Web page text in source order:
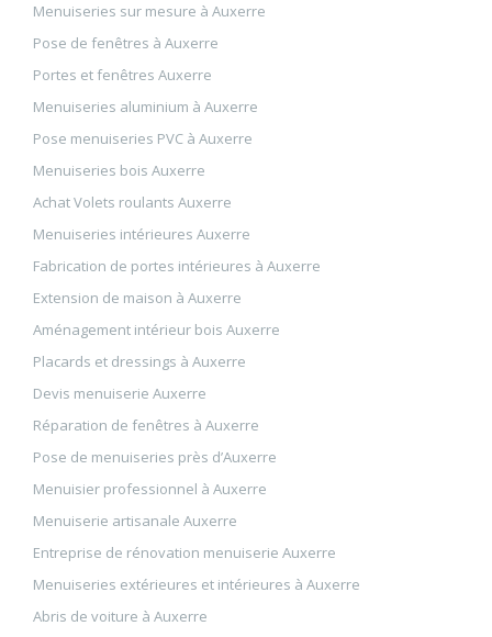
Menuiseries sur mesure à Auxerre
Pose de fenêtres à Auxerre
Portes et fenêtres Auxerre
Menuiseries aluminium à Auxerre
Pose menuiseries PVC à Auxerre
Menuiseries bois Auxerre
Achat Volets roulants Auxerre
Menuiseries intérieures Auxerre
Fabrication de portes intérieures à Auxerre
Extension de maison à Auxerre
Aménagement intérieur bois Auxerre
Placards et dressings à Auxerre
Devis menuiserie Auxerre
Réparation de fenêtres à Auxerre
Pose de menuiseries près d’Auxerre
Menuisier professionnel à Auxerre
Menuiserie artisanale Auxerre
Entreprise de rénovation menuiserie Auxerre
Menuiseries extérieures et intérieures à Auxerre
Abris de voiture à Auxerre